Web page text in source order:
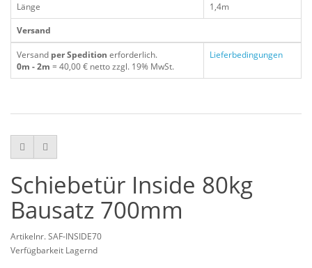
Länge
1,4m
Versand
Versand per Spedition erforderlich.
0m - 2m = 40,00 € netto zzgl. 19% MwSt.
Lieferbedingungen
Schiebetür Inside 80kg
Bausatz 700mm
Artikelnr. SAF-INSIDE70
Verfügbarkeit Lagernd